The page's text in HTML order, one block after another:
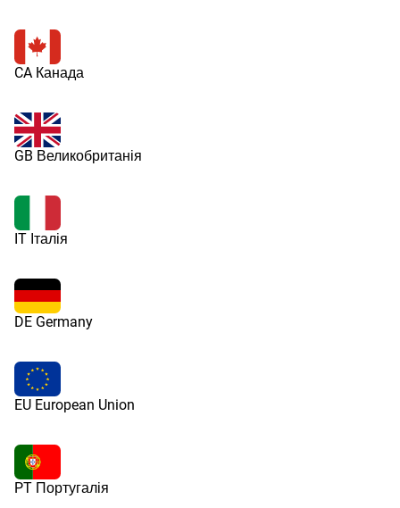
CA Канада
GB Великобританія
IT Італія
DE Germany
EU European Union
PT Португалія